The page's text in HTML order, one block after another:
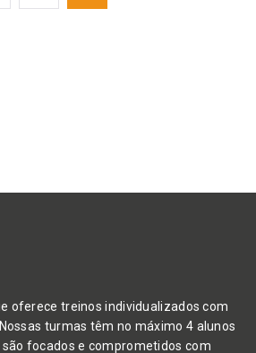
oferece treinos individualizados com
turmas têm no máximo 4 alunos
focados e comprometidos com